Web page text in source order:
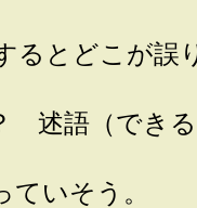
るとどこが
述語（でき
いそう。